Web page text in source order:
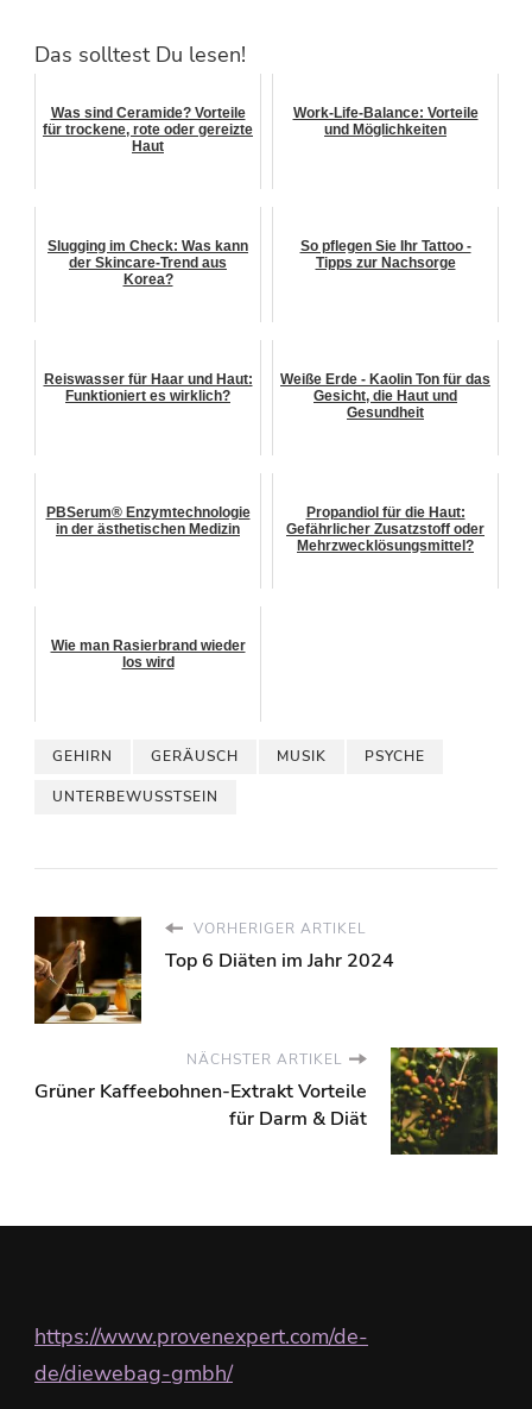
Das solltest Du lesen!
Was sind Ceramide? Vorteile
für trockene, rote oder gereizte
Haut
Work-Life-Balance: Vorteile
und Möglichkeiten
Slugging im Check: Was kann
der Skincare-Trend aus
Korea?
So pflegen Sie Ihr Tattoo -
Tipps zur Nachsorge
Reiswasser für Haar und Haut:
Funktioniert es wirklich?
Weiße Erde - Kaolin Ton für das
Gesicht, die Haut und
Gesundheit
PBSerum® Enzymtechnologie
in der ästhetischen Medizin
Propandiol für die Haut:
Gefährlicher Zusatzstoff oder
Mehrzwecklösungsmittel?
Wie man Rasierbrand wieder
los wird
GEHIRN GERÄUSCH MUSIK PSYCHE
UNTERBEWUSSTSEIN
VORHERIGER ARTIKEL
Top 6 Diäten im Jahr 2024
NÄCHSTER ARTIKEL
Grüner Kaffeebohnen-Extrakt Vorteile
für Darm & Diät
https://www.provenexpert.com/de-
de/diewebag-gmbh/